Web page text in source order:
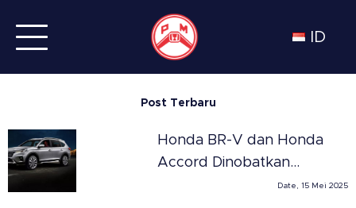
ID
Post Terbaru
Honda BR-V dan Honda
Accord Dinobatkan
Sebagai SUV dan Sedan
Date, 15 Mei 2025